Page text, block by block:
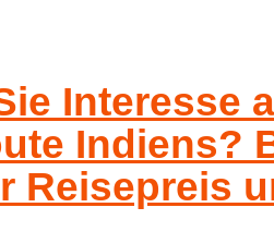
Interesse
Indiens?
Reisepreis